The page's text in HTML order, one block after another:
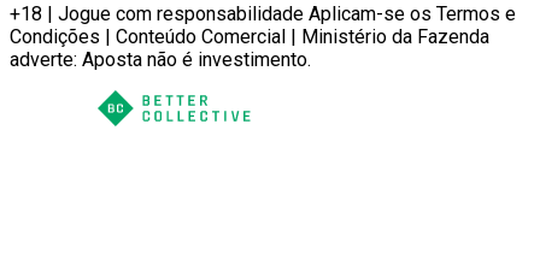
+18 | Jogue com responsabilidade Aplicam-se os Termos e
Condições | Conteúdo Comercial | Ministério da Fazenda
adverte: Aposta não é investimento.